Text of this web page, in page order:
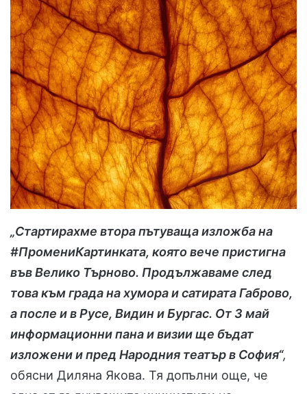
„Стартирахме втора пътуваща изложба на
#ПромениКартинката, която вече пристигна
във Велико Търново. Продължаваме след
това към града на хумора и сатирата Габрово,
а после и в Русе, Видин и Бургас. От 3 май
информационни пана и визии ще бъдат
изложени и пред Народния театър в София“,
обясни Диляна Якова. Тя допълни още, че